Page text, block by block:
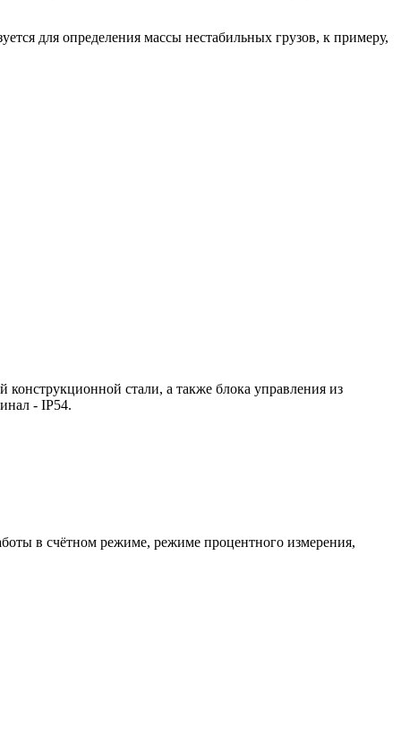
для определения массы нестабильных грузов, к примеру,
стали, а также блока управления из
- IP54.
в счётном режиме, режиме процентного измерения,